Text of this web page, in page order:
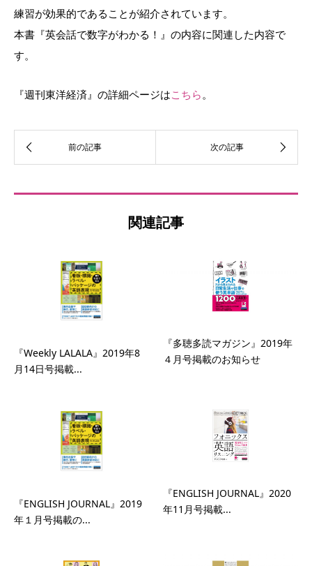
練習が効果的であることが紹介されています。
本書『英会話で数字がわかる！』の内容に関連した内容で
す。
『週刊東洋経済』の詳細ページはこちら。
関連記事
『Weekly LALALA』2019年8
月14日号掲載...
『多聴多読マガジン』2019年
４月号掲載のお知らせ
『ENGLISH JOURNAL』2019
年１月号掲載の...
『ENGLISH JOURNAL』2020
年11月号掲載...